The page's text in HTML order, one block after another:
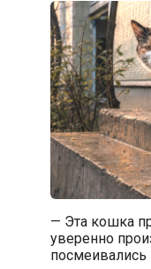
— Эта кошка
уверенно
посмеивались